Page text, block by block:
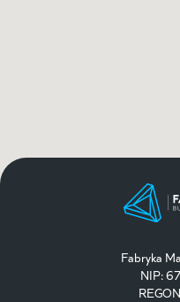
Fabryka
NIP: